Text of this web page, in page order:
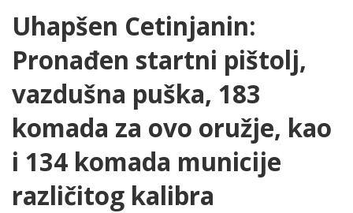
Uhapšen Cetinjanin:
Pronađen startni pištolj,
vazdušna puška, 183
komada za ovo oružje, kao
i 134 komada municije
različitog kalibra